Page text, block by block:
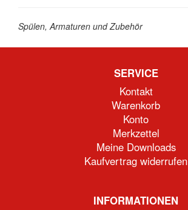
Spülen, Armaturen und Zubehör
SERVICE
Kontakt
Warenkorb
Konto
Merkzettel
Meine Downloads
Kaufvertrag widerrufen
INFORMATIONEN